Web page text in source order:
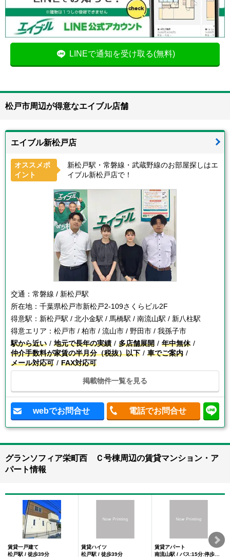
LINEで通知を受け取る(無料)
松戸市周辺が得意なエイブル店舗
エイブル新松戸店
オススメポ
イント
新松戸駅・常磐線・武蔵野線のお部屋探しはエ
イブル新松戸店で！
交通： 常磐線 / 新松戸駅
所在地： 千葉県松戸市新松戸2-109さくらビル2F
得意駅： 新松戸駅 / 北小金駅 / 馬橋駅 / 南流山駅 / 新八柱駅
得意エリア： 松戸市 / 柏市 / 流山市 / 野田市 / 我孫子市
駅から近い
地元で長年の実績 多店舗展開
年中無休
仲介手数料が家賃の半月分（税抜）以下
車でご案内
メール対応可
FAX対応可
掲載物件一覧を見る
webでお問合せ 電話でお問合せ
グランソフィア栄町西 Ｃ号棟周辺の賃貸マンション・ア
パート情報
賃貸一戸建て
松戸駅 / 徒歩39分
賃貸ハイツ
松戸駅 / 徒歩39分
賃貸アパート
南流山駅 / バス:15分:停歩4分